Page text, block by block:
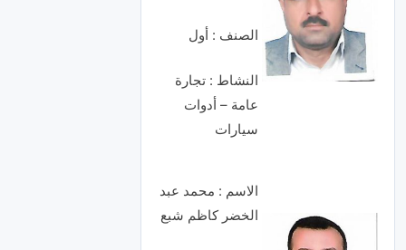
الصنف : أول
النشاط : تجارة
عامة – أدوات
سيارات
الاسم : محمد عبد
الخضر كاظم شبع